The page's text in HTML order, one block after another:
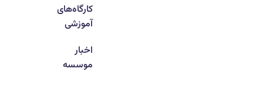
کارگاه‌های
آموزشی
اخبار
موسسه